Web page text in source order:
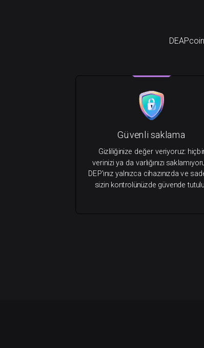
Güvenli saklama
Gizliliğinize değer veriyoruz:
verinizi ya da varlığınızı
DEP'ınız yalnızca cihazınızda ve
sizin kontrolünüzde güvende